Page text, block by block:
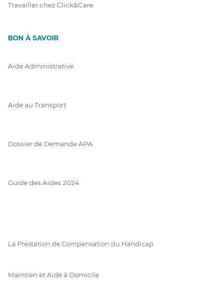
Travailler chez Click&Care
BON À SAVOIR
Aide Administrative
Aide au Transport
Dossier de Demande APA
Guide des Aides 2024
La Prestation de Compensation du Handicap
Maintien et Aide à Domicile